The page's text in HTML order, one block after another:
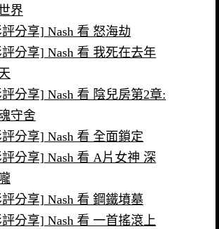
界
分享] Nash 看 怒海劫
分享] Nash 看 我死在去年
分享] Nash 看 陰兒房第2章:
守舍
分享] Nash 看 全面鎖定
分享] Nash 看 A片女神 深
分享] Nash 看 鋼鐵墳墓
分享] Nash 看 一首搖滾上